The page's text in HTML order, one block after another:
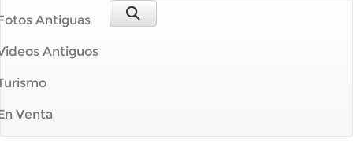
Antiguas
Antiguos
Venta